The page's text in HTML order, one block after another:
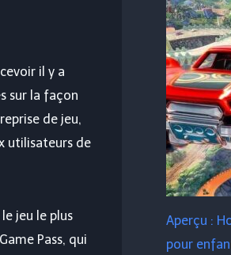
il y a
sur la façon
de jeu,
utilisateurs de
jeu le plus
Pass, qui
Aperçu :
pour